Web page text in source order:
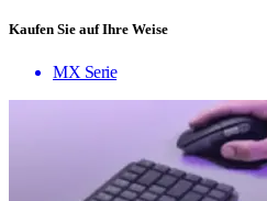
Kaufen Sie auf Ihre Weise
MX Serie